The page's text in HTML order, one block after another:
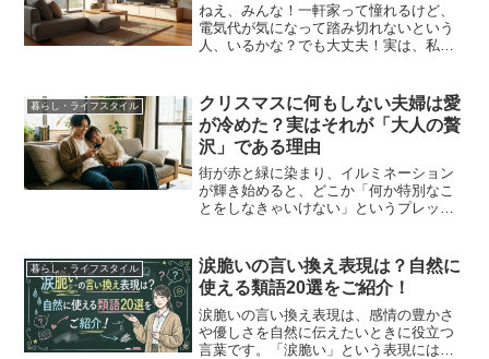
ねえ、みんな！一軒家って憧れるけど、
電気代が気になって踏み切れないという
人、いるかな？でも大丈夫！実は、私も
を2万円に抑えることができちゃったん
だ！そんな方法、もう我慢...
暮らし・ライフスタイル
クリスマスに何もしない夫婦は愛
が冷めた？実はそれが「大人の贅
沢」である理由
街が赤と緑に染まり、イルミネーション
が輝き始めると、どこか「何か特別なこ
とをしなきゃいけない」というプレッシ
たり、あるいは夫婦二人の生活が落ち着
いてきたりすると、ふとこ...
暮らし・ライフスタイル
涙脆いの言い換え表現は？自然に
使える類語20選をご紹介！
涙脆いの言い換え表現は、感情の豊かさ
や優しさを自然に伝えたいときに役立つ
言葉です。「涙脆い」という表現には、